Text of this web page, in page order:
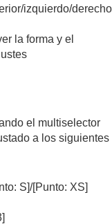
izquierdo/derecho
la forma y el
el multiselector
a los siguientes
S]/[Punto: XS]